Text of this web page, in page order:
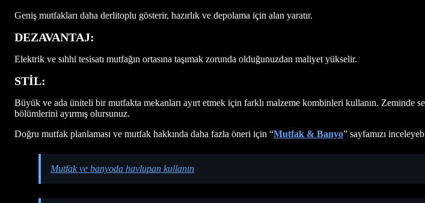
Geniş mutfakları daha derlitoplu gösterir, hazırlık ve depolama için alan yaratır.
DEZAVANTAJ:
Elektrik ve sıhhi tesisatı mutfağın ortasına taşımak zorunda olduğunuzdan maliyet yükselir.
STİL:
Büyük ve ada üniteli bir mutfakta mekanları ayırt etmek için farklı malzeme kombinleri kullanın. Zeminde
bölümlerini ayırmış olursunuz.
Doğru mutfak planlaması ve mutfak hakkında daha fazla öneri için “Mutfak & Banyo” sayfamızı
Mutfak ve banyoda havlupan kullanın